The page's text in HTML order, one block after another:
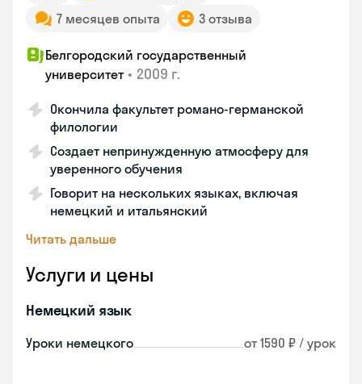
7 месяцев опыта
3 отзыва
Белгородский государственный
университет • 2009 г.
Окончила факультет романо-германской
филологии
Создает непринужденную атмосферу для
уверенного обучения
Говорит на нескольких языках, включая
немецкий и итальянский
Читать дальше
Услуги и цены
Немецкий язык
Уроки немецкого от 1590 ₽ / урок